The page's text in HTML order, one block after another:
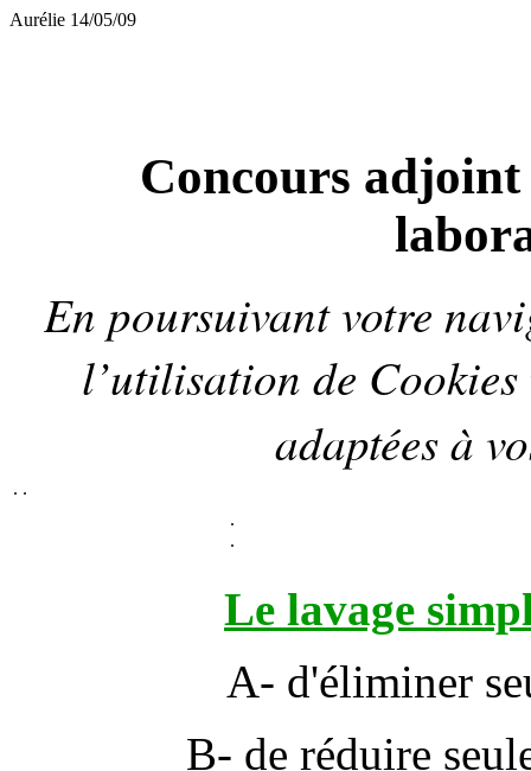
Aurélie 14/05/09
Concours
En poursuivant votre
l’utilisation de Cookies
adaptées à
. .
.
.
Le lavage
A- d'éliminer
B- de réduire